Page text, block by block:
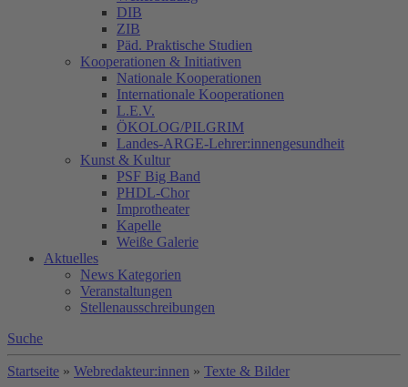
DIB
ZIB
Päd. Praktische Studien
Kooperationen & Initiativen
Nationale Kooperationen
Internationale Kooperationen
L.E.V.
ÖKOLOG/PILGRIM
Landes-ARGE-Lehrer:innengesundheit
Kunst & Kultur
PSF Big Band
PHDL-Chor
Improtheater
Kapelle
Weiße Galerie
Aktuelles
News Kategorien
Veranstaltungen
Stellenausschreibungen
Suche
Startseite » Webredakteur:innen » Texte & Bilder